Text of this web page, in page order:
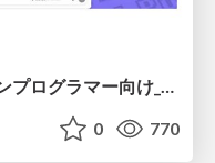
20260608_Codexの可能性_ノンプログラマー向け_大城追記
0 770